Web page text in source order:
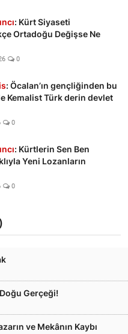
: Kürt Siyaseti
Ortadoğu Değişse Ne
0
: Öcalan’ın gençliğinden bu
Kemalist Türk derin devlet
0
: Kürtlerin Sen Ben
Yeni Lozanların
0
Gerçeği!
ve Mekânın Kaybı